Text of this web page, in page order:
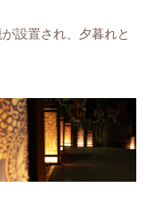
設置され、夕暮れと